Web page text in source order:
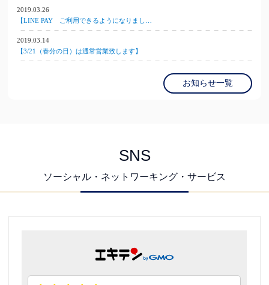
2019.03.26
【LINE PAY ご利用できるようになりまし…
2019.03.14
【3/21（春分の日）は通常営業致します】
お知らせ一覧
SNS
ソーシャル・ネットワーキング・サービス